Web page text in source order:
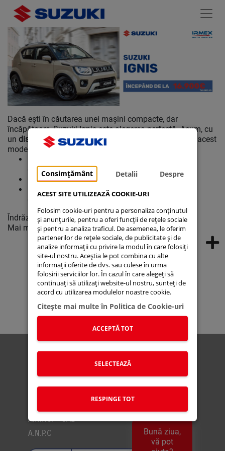
Consimțământ Detalii Despre
ACEST SITE UTILIZEAZĂ COOKIE-URI
Folosim cookie-uri pentru a personaliza conținutul
și anunțurile, pentru a oferi funcții de rețele sociale
și pentru a analiza traficul. De asemenea, le oferim
partenerilor de rețele sociale, de publicitate și de
analize informații cu privire la modul în care folosiți
site-ul nostru. Aceștia le pot combina cu alte
informații oferite de dvs. sau culese în urma
folosirii serviciilor lor. În cazul în care alegeți să
continuați să utilizați website-ul nostru, sunteți de
acord cu utilizarea modulelor noastre cookie.
Citeşte mai multe în Politica de Cookie-uri
ACCEPTĂ TOT
SELECTEAZĂ
RESPINGE TOT
Dacă ești în căutarea unei mașini compacte, dar
încăpătoare, Suzuki Ignis este alegerea perfectă. Acum, cu
un discount de 1600 euro TVA inclus
, poți achiziționa acest
model la un preț de
16.900 euro TVA inclus
excelentă în oraș.
Consum eficient de combustibil.
Design inovativ și spațiu interior inteligent
compartimentat.
Îndrăznește să ieși din tipare cu Suzuki Ignis!
Mai multe detalii la0737.600.600!
Suzuki Connect
Suzuki Autoturisme
Suzuki Moto
Suzuki Global
Stoc Online
Service Portal
Noutati Lista de prețuri
Politica Cookies
Politica de confidentialitate
Politica OBFCM
Recodificare combustibil
A.N.P.C. - SAL
A.N.P.C
Bună ziua,
vă pot